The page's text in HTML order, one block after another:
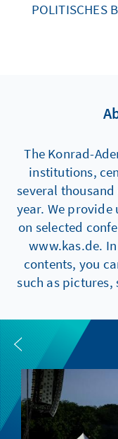
POLITISCHES
The Konrad-
institutions,
several
year. We
on selected
www.kas.de.
contents, you
such as pictures,